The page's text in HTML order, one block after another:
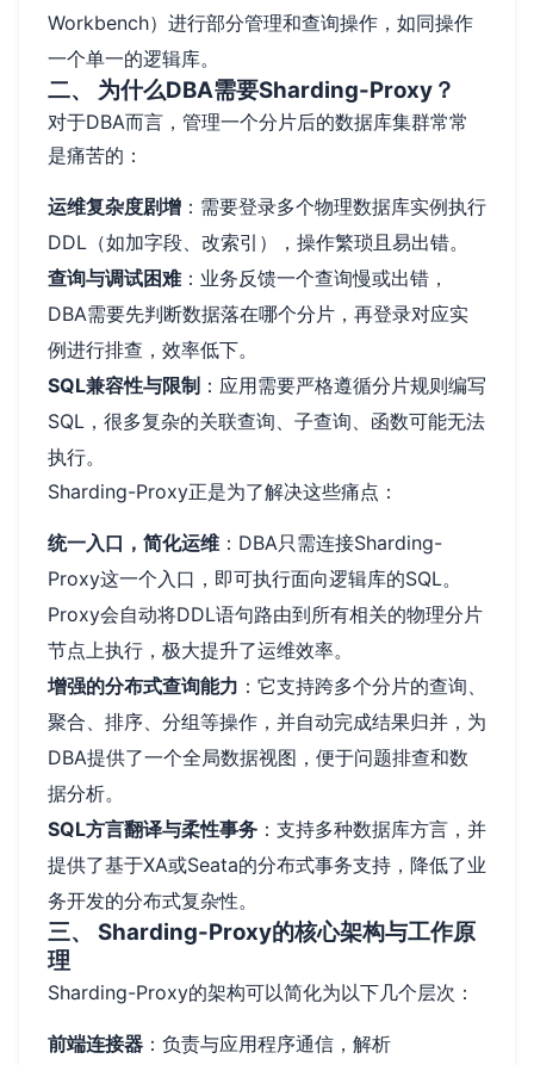
Workbench）进行部分管理和查询操作，如同操作
一个单一的逻辑库。
二、 为什么DBA需要Sharding-Proxy？
对于DBA而言，管理一个分片后的数据库集群常常
是痛苦的：
运维复杂度剧增 ：需要登录多个物理数据库实例执行
DDL（如加字段、改索引），操作繁琐且易出错。
查询与调试困难：业务反馈一个查询慢或出错，
DBA需要先判断数据落在哪个分片，再登录对应实
例进行排查，效率低下。
SQL兼容性与限制 ：应用需要严格遵循分片规则编写
SQL，很多复杂的关联查询、子查询、函数可能无法
执行。
Sharding-Proxy正是为了解决这些痛点：
统一入口，简化运维 ：DBA只需连接Sharding-
Proxy这一个入口，即可执行面向逻辑库的SQL。
Proxy会自动将DDL语句路由到所有相关的物理分片
节点上执行，极大提升了运维效率。
增强的分布式查询能力 ：它支持跨多个分片的查询、
聚合、排序、分组等操作，并自动完成结果归并，为
DBA提供了一个全局数据视图，便于问题排查和数
据分析。
SQL方言翻译与柔性事务 ：支持多种数据库方言，并
提供了基于XA或Seata的分布式事务支持，降低了业
务开发的分布式复杂性。
三、 Sharding-Proxy的核心架构与工作原
理
Sharding-Proxy的架构可以简化为以下几个层次：
前端连接器 ：负责与应用程序通信，解析